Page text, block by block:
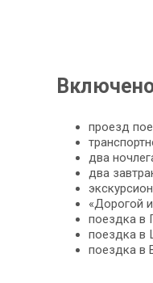
проезд
два
два
«Дорогой
поездка в
поездка в
поездка в